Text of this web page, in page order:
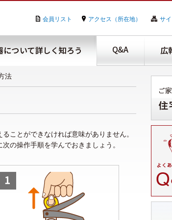
会員リスト アクセス（所在地） サ
法
ことができなければ意味がありません。
の操作手順を学んでおきましょう。